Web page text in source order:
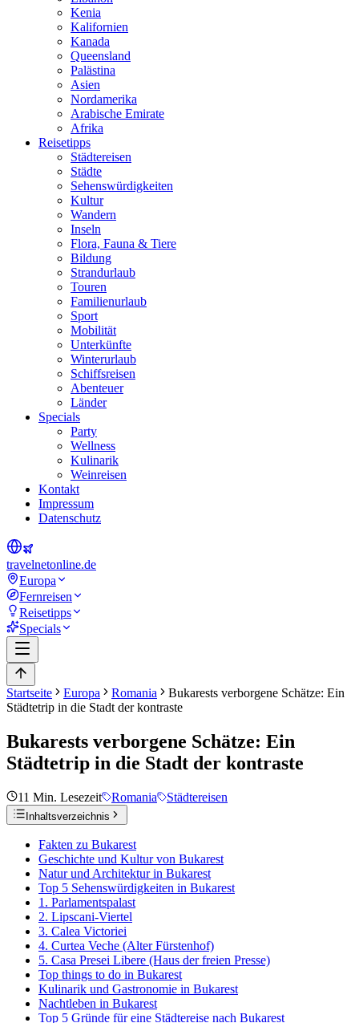
Kenia
Kalifornien
Kanada
Queensland
Palästina
Asien
Nordamerika
Arabische Emirate
Afrika
Reisetipps
Städtereisen
Städte
Sehenswürdigkeiten
Kultur
Wandern
Inseln
Flora, Fauna & Tiere
Bildung
Strandurlaub
Touren
Familienurlaub
Sport
Mobilität
Unterkünfte
Winterurlaub
Schiffsreisen
Abenteuer
Länder
Specials
Party
Wellness
Kulinarik
Weinreisen
Kontakt
Impressum
Datenschutz
travelnetonline.de
Europa
Fernreisen
Reisetipps
Specials
Startseite Europa Romania
Bukarests verborgene Schätze: Ein
Städtetrip in die Stadt der kontraste
Bukarests verborgene Schätze: Ein
Städtetrip in die Stadt der kontraste
11 Min. Lesezeit Romania Städtereisen
Inhaltsverzeichnis
Fakten zu Bukarest
Geschichte und Kultur von Bukarest
Natur und Architektur in Bukarest
Top 5 Sehenswürdigkeiten in Bukarest
1. Parlamentspalast
2. Lipscani-Viertel
3. Calea Victoriei
4. Curtea Veche (Alter Fürstenhof)
5. Casa Presei Libere (Haus der freien Presse)
Top things to do in Bukarest
Kulinarik und Gastronomie in Bukarest
Nachtleben in Bukarest
Top 5 Gründe für eine Städtereise nach Bukarest